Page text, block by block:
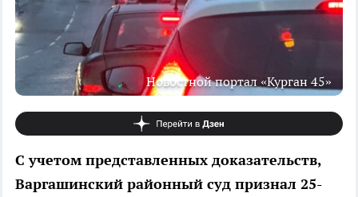
Новостной портал «Курган 45»
С учетом представленных доказательств,
Варгашинский районный суд признал 25-